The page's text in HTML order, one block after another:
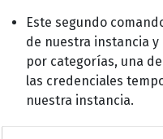
Este segundo
de nuestra instancia
por categorías, una
las credenciales
nuestra instancia.